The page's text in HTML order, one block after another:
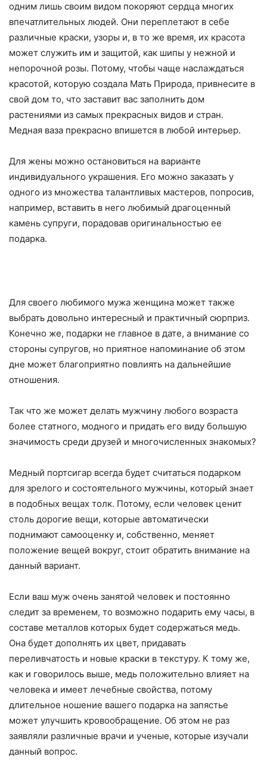
одним лишь своим видом покоряют сердца многих
впечатлительных людей. Они переплетают в себе
различные краски, узоры и, в то же время, их красота
может служить им и защитой, как шипы у нежной и
непорочной розы. Потому, чтобы чаще наслаждаться
красотой, которую создала Мать Природа, привнесите в
свой дом то, что заставит вас заполнить дом
растениями из самых прекрасных видов и стран.
Медная ваза прекрасно впишется в любой интерьер.
Для жены можно остановиться на варианте
индивидуального украшения. Его можно заказать у
одного из множества талантливых мастеров, попросив,
например, вставить в него любимый драгоценный
камень супруги, порадовав оригинальностью ее
подарка.
Для своего любимого мужа женщина может также
выбрать довольно интересный и практичный сюрприз.
Конечно же, подарки не главное в дате, а внимание со
стороны супругов, но приятное напоминание об этом
дне может благоприятно повлиять на дальнейшие
отношения.
Так что же может делать мужчину любого возраста
более статного, модного и придать его виду большую
значимость среди друзей и многочисленных знакомых?
Медный портсигар всегда будет считаться подарком
для зрелого и состоятельного мужчины, который знает
в подобных вещах толк. Потому, если человек ценит
столь дорогие вещи, которые автоматически
поднимают самооценку и, собственно, меняет
положение вещей вокруг, стоит обратить внимание на
данный вариант.
Если ваш муж очень занятой человек и постоянно
следит за временем, то возможно подарить ему часы, в
составе металлов которых будет содержаться медь.
Она будет дополнять их цвет, придавать
переливчатость и новые краски в текстуру. К тому же,
как и говорилось выше, медь положительно влияет на
человека и имеет лечебные свойства, потому
длительное ношение вашего подарка на запястье
может улучшить кровообращение. Об этом не раз
заявляли различные врачи и ученые, которые изучали
данный вопрос.